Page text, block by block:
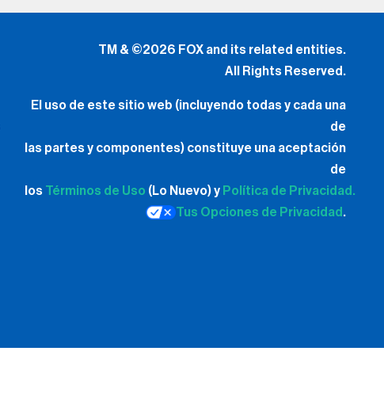
TM & ©2026 FOX and its related entities.
All Rights Reserved.
El uso de este sitio web (incluyendo todas y cada una
de
las partes y componentes) constituye una aceptación
de
los Términos de Uso (Lo Nuevo) y Política de Privacidad.
Tus Opciones de Privacidad .